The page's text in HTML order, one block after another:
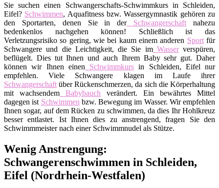
Sie suchen einen Schwangerschafts-Schwimmkurs in Schleiden,
Eifel? Schwimmen, Aquafitness bzw. Wassergymnastik gehören zu
den Sportarten, denen Sie in derSchwangerschaft nahezu
bedenkenlos nachgehen können! Schließlich ist das
Verletzungsrisiko so gering, wie bei kaum einem anderen Sportfür
Schwangere und die Leichtigkeit, die Sie imWasserverspüren,
beflügelt. Dies tut Ihnen und auch Ihrem Baby sehr gut. Daher
können wir Ihnen einen Schwimmkurs in Schleiden, Eifel nur
empfehlen. Viele Schwangere klagen im Laufe ihrer
Schwangerschaft über Rückenschmerzen, da sich die Körperhaltung
mit wachsendem Babybauch verändert. Ein bewährtes Mittel
dagegen ist Schwimmen bzw. Bewegung im Wasser. Wir empfehlen
Ihnen sogar, auf dem Rücken zu schwimmen, da dies Ihr Hohlkreuz
besser entlastet. Ist Ihnen dies zu anstrengend, fragen Sie den
Schwimmmeister nach einer Schwimmnudel als Stütze.
Wenig Anstrengung:
Schwangerenschwimmen in Schleiden,
Eifel (Nordrhein-Westfalen)